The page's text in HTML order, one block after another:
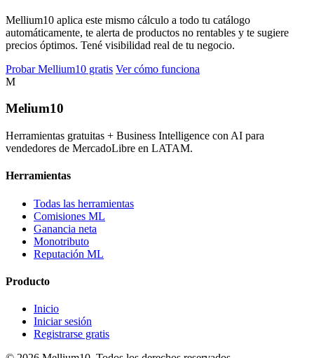
Mellium10 aplica este mismo cálculo a todo tu catálogo
automáticamente, te alerta de productos no rentables y te sugiere
precios óptimos. Tené visibilidad real de tu negocio.
Probar Mellium10 gratis Ver cómo funciona
M
Melium10
Herramientas gratuitas + Business Intelligence con AI para
vendedores de MercadoLibre en LATAM.
Herramientas
Todas las herramientas
Comisiones ML
Ganancia neta
Monotributo
Reputación ML
Producto
Inicio
Iniciar sesión
Registrarse gratis